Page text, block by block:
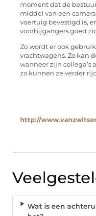
moment dat de
middel van een
voertuig bevestigd is,
voorbijgangers goed
Zo wordt er ook
vrachtwagens. Zo kan
wanneer zijn collega’s
zo kunnen ze verder
http://
Wat is een